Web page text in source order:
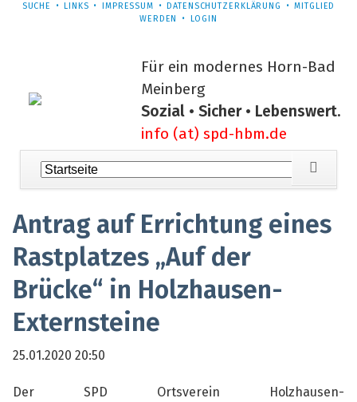
NAVIGATION
SUCHE LINKS IMPRESSUM DATENSCHUTZERKLÄRUNG
MITGLIED
WERDEN
LOGIN
Für ein modernes Horn-Bad
Meinberg
Sozial • Sicher • Lebenswert.
info (at) spd-hbm.de
Navigation
überspringen
Antrag auf Errichtung eines
Rastplatzes „Auf der
Brücke“ in Holzhausen-
Externsteine
25.01.2020 20:50
Der SPD Ortsverein Holzhausen-